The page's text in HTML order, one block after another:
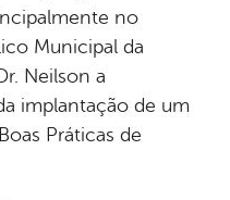
no
Municipal da
Neilson a
implantação de um
Práticas de